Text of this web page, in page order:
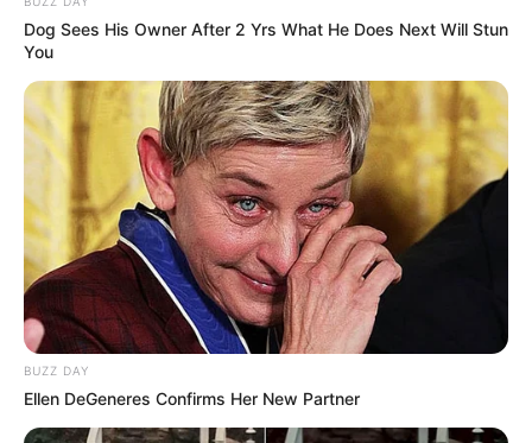
Βαρύ πένθος στην Εύβοια για αγαπημένο
καθηγητή
Την λένε «Κυκλάδες χωρίς πλοίο» και είναι 1
ώρα από Χαλκίδα – Υπερβολή ή όχι;
Θλίψη στην Εύβοια για γυναίκα
Ακολουθήστε το evianews.com στο Google
News
ΤΑ ΠΙΟ ΔΗΜΟΦΙΛΗ
Dog Sees His Owner After 2 Yrs What He Does Next Will Stun
You
BUZZ DAY
Ellen DeGeneres Confirms Her New Partner